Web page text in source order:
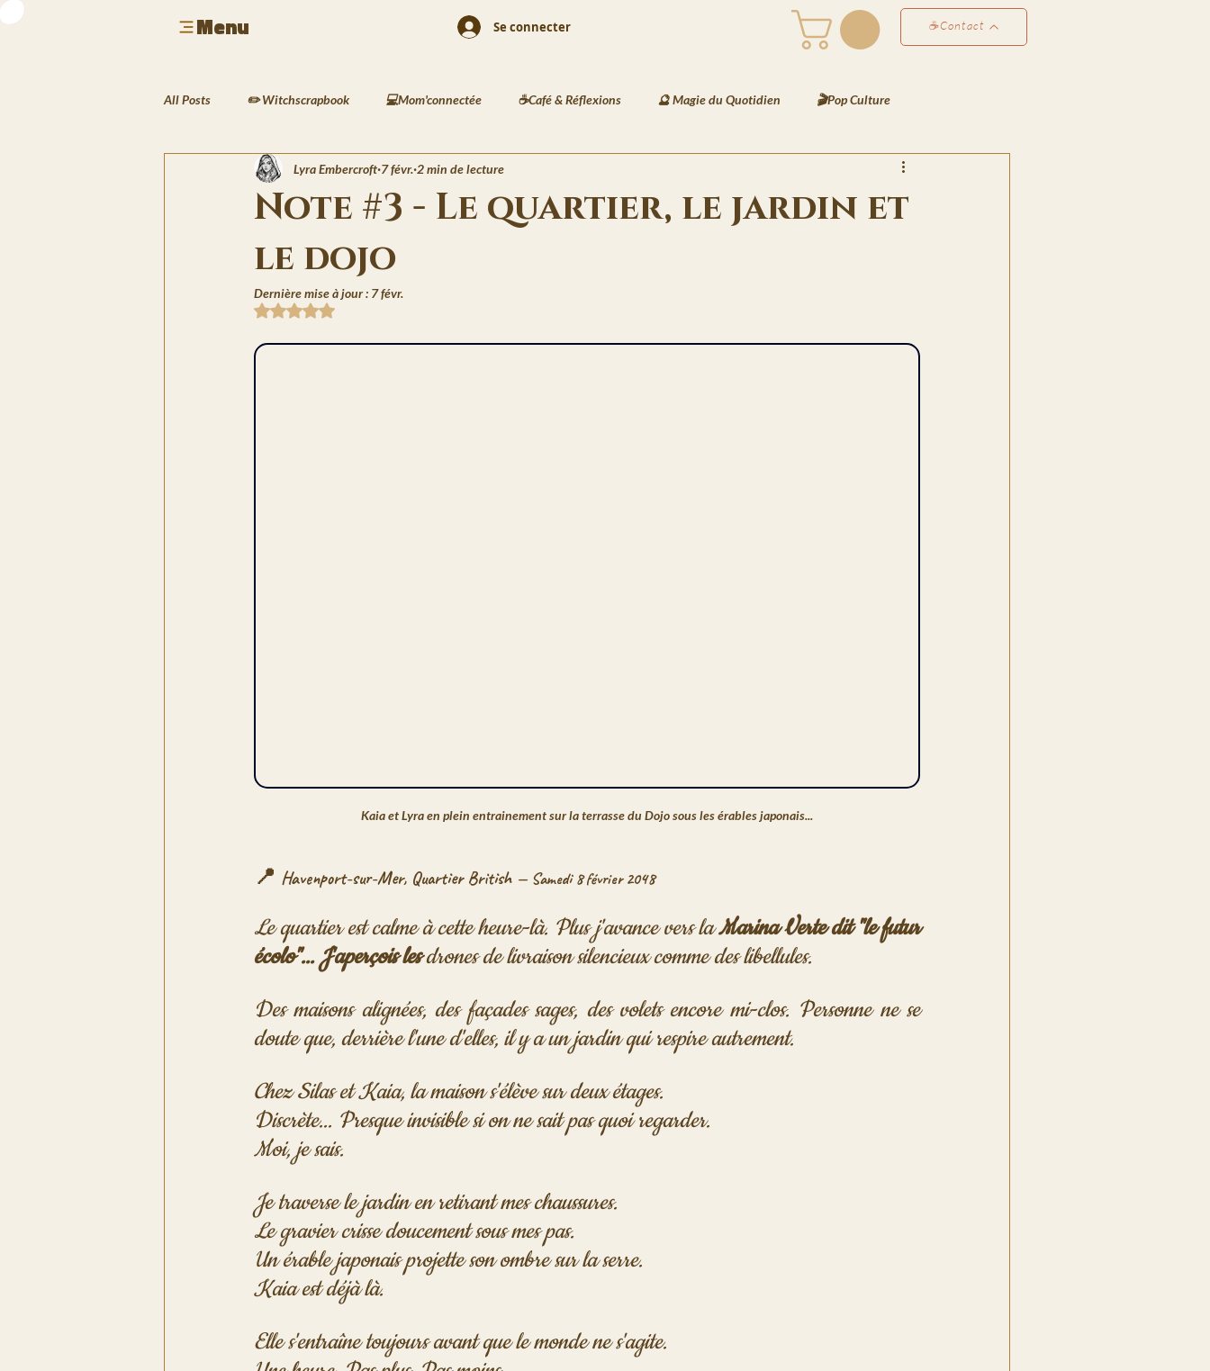
Menu Se connecter ☕Contact
All Posts ✏️ Witchscrapbook 💻Mom'connectée ☕Café & Réflexions 🔮 Magie du Quotidien 🎬Pop Culture
🎮 Geek & Gaming 🎶 Musique & Playlists 🎨 Illustration & Art 🏺 Déco & Atmosphères
🍲 Cuisine & Rituels 🖌️ Activités Enfants
🖋️ Les Écrits de Silas
Note #3 - Le quartier, le jardin et
le dojo
Lyra Embercroft 7 févr. 2 min de lecture
Dernière mise à jour : 7 févr.
Noté NaN étoiles sur 5.
Kaia et Lyra en plein entrainement sur la terrasse du Dojo sous les érables japonais...
📍 Havenport-sur-Mer, Quartier British — Samedi 8 février 2048
Le quartier est calme à cette heure-là. Plus j'avance vers la Marina Verte dit "le futur
écolo"... J'aperçois les drones de livraison silencieux comme des libellules.
Des maisons alignées, des façades sages, des volets encore mi-clos. Personne ne se
doute que, derrière l'une d'elles, il y a un jardin qui respire autrement.
Chez Silas et Kaia, la maison s'élève sur deux étages.
Discrète... Presque invisible si on ne sait pas quoi regarder.
Moi, je sais.
Je traverse le jardin en retirant mes chaussures.
Le gravier crisse doucement sous mes pas.
Un érable japonais projette son ombre sur la serre.
Kaia est déjà là.
Elle s'entraîne toujours avant que le monde ne s'agite.